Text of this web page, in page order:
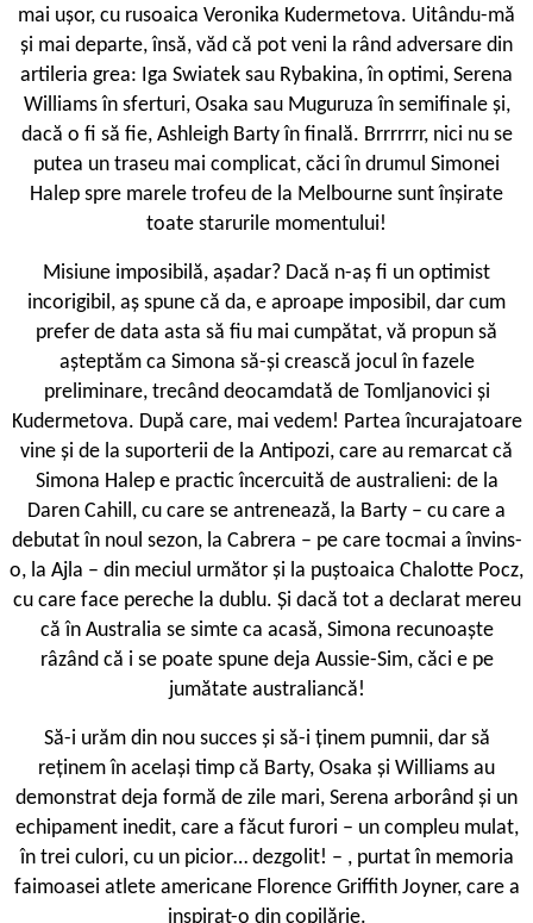
mai ușor, cu rusoaica Veronika Kudermetova. Uitându-mă
și mai departe, însă, văd că pot veni la rând adversare din
artileria grea: Iga Swiatek sau Rybakina, în optimi, Serena
Williams în sferturi, Osaka sau Muguruza în semifinale și,
dacă o fi să fie, Ashleigh Barty în finală. Brrrrrrr, nici nu se
putea un traseu mai complicat, căci în drumul Simonei
Halep spre marele trofeu de la Melbourne sunt înșirate
toate starurile momentului!
Misiune imposibilă, așadar? Dacă n-aș fi un optimist
incorigibil, aș spune că da, e aproape imposibil, dar cum
prefer de data asta să fiu mai cumpătat, vă propun să
așteptăm ca Simona să-și crească jocul în fazele
preliminare, trecând deocamdată de Tomljanovici și
Kudermetova. După care, mai vedem! Partea încurajatoare
vine și de la suporterii de la Antipozi, care au remarcat că
Simona Halep e practic încercuită de australieni: de la
Daren Cahill, cu care se antrenează, la Barty – cu care a
debutat în noul sezon, la Cabrera – pe care tocmai a învins-
o, la Ajla – din meciul următor și la puștoaica Chalotte Pocz,
cu care face pereche la dublu. Și dacă tot a declarat mereu
că în Australia se simte ca acasă, Simona recunoaște
râzând că i se poate spune deja Aussie-Sim, căci e pe
jumătate australiancă!
Să-i urăm din nou succes și să-i ținem pumnii, dar să
reținem în același timp că Barty, Osaka și Williams au
demonstrat deja formă de zile mari, Serena arborând și un
echipament inedit, care a făcut furori – un compleu mulat,
în trei culori, cu un picior… dezgolit! – , purtat în memoria
faimoasei atlete americane Florence Griffith Joyner, care a
inspirat-o din copilărie.